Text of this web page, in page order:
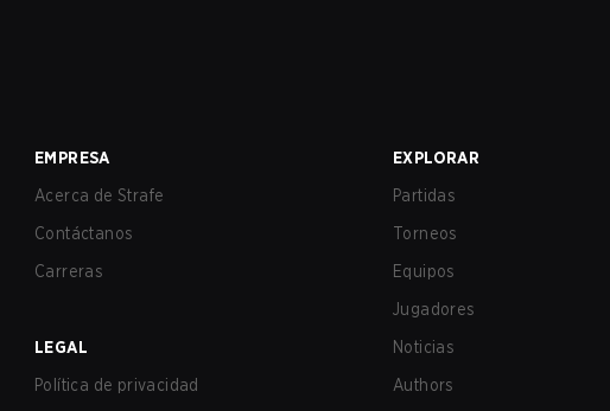
EMPRESA
Acerca de Strafe
Contáctanos
Carreras
LEGAL
Política de privacidad
EXPLORAR
Partidas
Torneos
Equipos
Jugadores
Noticias
Authors